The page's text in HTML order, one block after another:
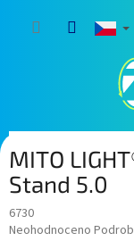
MITO
Stand 5.0
6730
Průměrné
Neohodnoceno